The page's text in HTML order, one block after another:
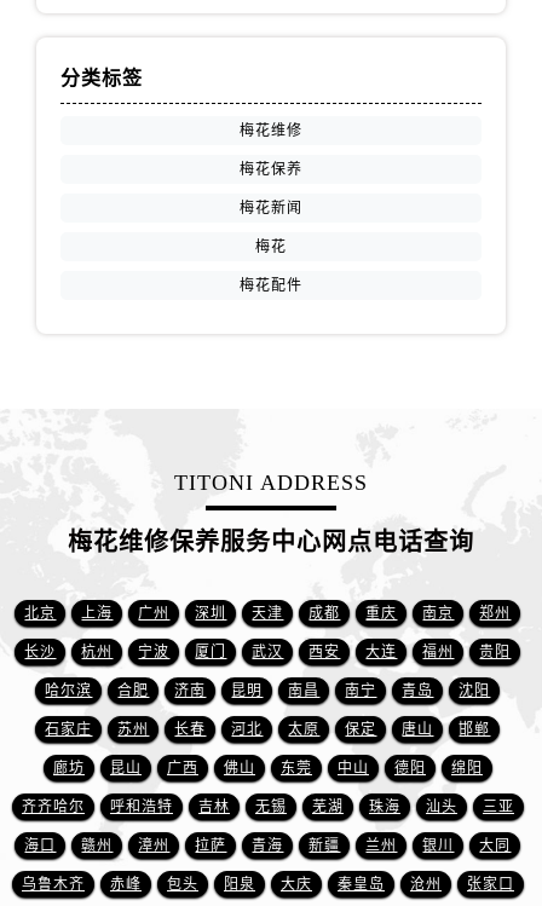
福建省莆田市城厢区霞林街道荔华东大道售后服务中心（需提前预约）
江苏省徐州市鼓楼区淮海东路29号苏宁广场IFC国际金融中心35层3508室售后服务中心（需提前预约）
江西省九江市浔阳区浔阳路售后服务中心（需提前预约）
江西省南昌市红谷滩新区红谷中大道998号绿地双子塔（中央广场）A1座办公楼14层1407室售后服务中心（需提前预约）
江西省萍乡市安源区萍安北大道与康庄路交叉口售后服务中心（需提前预约）
江西省上饶市信州区滨江西路售后服务中心（需提前预约）
江西省新余市渝水区北湖西路售后服务中心（需提前预约）
江西省宜春市袁州区中山中路售后服务中心（需提前预约）
江西省鹰潭市月湖区胜利东路售后服务中心（需提前预约）
山东省德州市德城区东风中路售后服务中心（需提前预约）
山东省东营市东营区济南路售后服务中心（需提前预约）
分类标签
梅花维修
梅花保养
梅花新闻
梅花
梅花配件
TITONI ADDRESS
梅花维修保养服务中心网点电话查询
北京 上海 广州 深圳 天津 成都 重庆 南京 郑州
长沙 杭州 宁波 厦门 武汉 西安 大连 福州 贵阳
哈尔滨 合肥 济南 昆明 南昌 南宁 青岛 沈阳
石家庄 苏州 长春 河北 太原 保定 唐山 邯郸
廊坊 昆山 广西 佛山 东莞 中山 德阳 绵阳
齐齐哈尔 呼和浩特 吉林 无锡 芜湖 珠海 汕头 三亚
海口 赣州 漳州 拉萨 青海 新疆 兰州 银川 大同
乌鲁木齐 赤峰 包头 阳泉 大庆 秦皇岛 沧州 张家口